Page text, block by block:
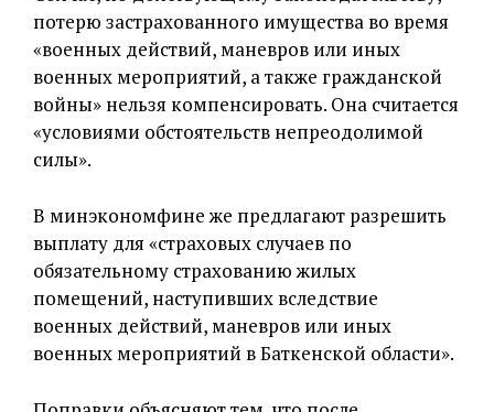
потерю застрахованного имущества во время
«военных действий, маневров или иных
военных мероприятий, а также гражданской
войны» нельзя компенсировать. Она считается
«условиями обстоятельств непреодолимой
силы».
В минэкономфине же предлагают разрешить
выплату для «страховых случаев по
обязательному страхованию жилых
помещений, наступивших вследствие
военных действий, маневров или иных
военных мероприятий в Баткенской области».